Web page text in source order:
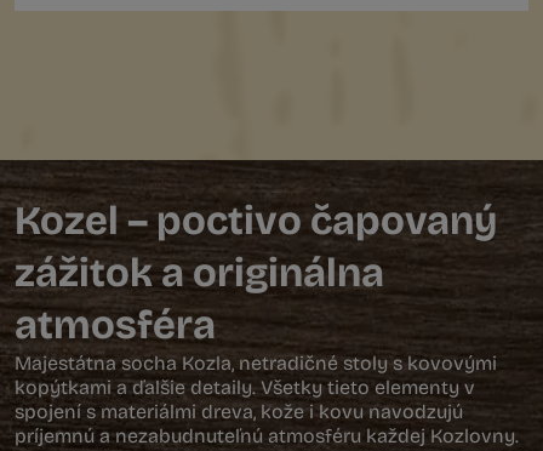
Kozel – poctivo čapovaný
zážitok a originálna
atmosféra
Majestátna socha Kozla, netradičné stoly s kovovými
kopýtkami a ďalšie detaily. Všetky tieto elementy v
spojení s materiálmi dreva, kože i kovu navodzujú
príjemnú a nezabudnuteľnú atmosféru každej Kozlovny.